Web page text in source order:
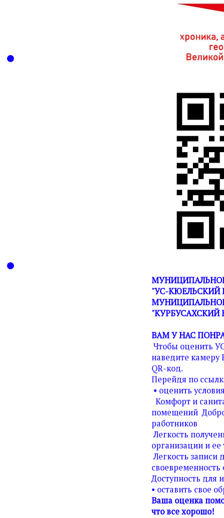
"УС-КЮЕЛЬСКИЙ
"КУРБУСАХСКИЙ
ВАМ У НАС
Чтобы оценить
наведите камеру
QR-код.
Перейдя по
• оценить
Комфорт и
помещений
работников
Легкость
организации и ее
Легкость записи
своевременность
Доступность для
• оставить свое
Ваша оценка
что все хорошо!